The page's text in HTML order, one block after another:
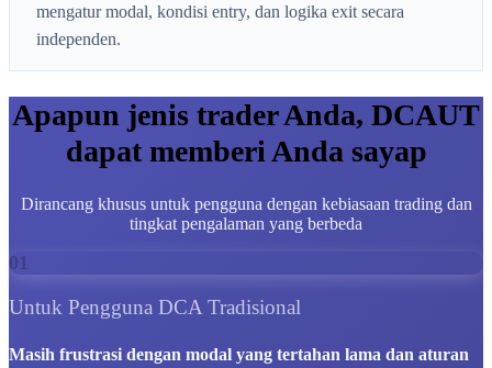
mengatur modal, kondisi entry, dan logika exit secara
independen.
Apapun jenis trader Anda, DCAUT
dapat memberi Anda sayap
Dirancang khusus untuk pengguna dengan kebiasaan trading dan
tingkat pengalaman yang berbeda
01
Untuk Pengguna DCA Tradisional
Masih frustrasi dengan modal yang tertahan lama dan aturan